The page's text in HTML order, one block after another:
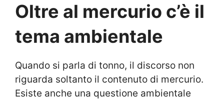
Oltre al mercurio c’è il
tema ambientale
Quando si parla di tonno, il discorso non
riguarda soltanto il contenuto di mercurio.
Esiste anche una questione ambientale